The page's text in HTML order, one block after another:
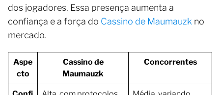
dos jogadores. Essa presença aumenta a
confiança e a força do Cassino de Maumauzk no
mercado.
Aspe
cto
Cassino de
Maumauzk
Concorrentes